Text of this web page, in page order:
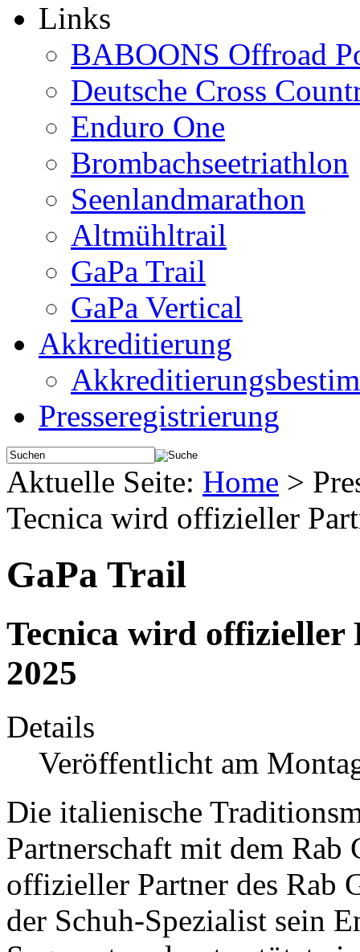
Links
BABOONS Offroad
Deutsche Cross
Enduro One
Brombachseetriathlon
Seenlandmarathon
Altmühltrail
GaPa Trail
GaPa Vertical
Akkreditierung
Presseregistrierung
Aktuelle Seite: Home >
Tecnica wird offizieller
GaPa Trail
Tecnica wird offizieller
2025
Details
Veröffentlicht am
Die italienische
Partnerschaft mit dem
offizieller Partner des Rab
der Schuh-Spezialist sein